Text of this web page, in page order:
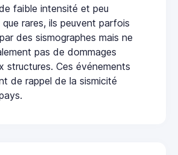
faible intensité et peu
rares, ils peuvent parfois
des sismographes mais ne
pas de dommages
structures. Ces événements
de rappel de la sismicité